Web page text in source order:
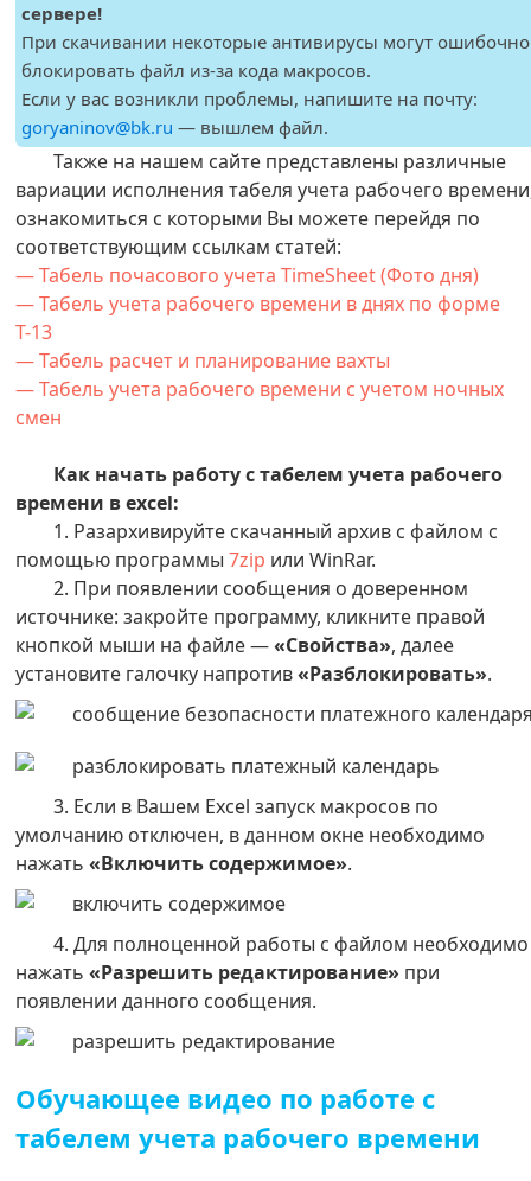
сервере!
При скачивании некоторые антивирусы могут ошибочно
блокировать файл из-за кода макросов.
Если у вас возникли проблемы, напишите на почту:
goryaninov@bk.ru — вышлем файл.
Также на нашем сайте представлены различные
вариации исполнения табеля учета рабочего
ознакомиться с которыми Вы можете перейдя по
соответствующим ссылкам статей:
— Табель почасового учета TimeSheet (Фото дня)
— Табель учета рабочего времени в днях по форме
Т-13
— Табель расчет и планирование вахты
— Табель учета рабочего времени с учетом ночных
смен
Как начать работу с табелем учета рабочего
времени в excel:
1. Разархивируйте скачанный архив с файлом с
помощью программы7zip или WinRar.
2. При появлении сообщения о доверенном
источнике: закройте программу, кликните правой
кнопкой мыши на файле —«Свойства», далее
установите галочку напротив«Разблокировать».
3. Если в Вашем Excel запуск макросов по
умолчанию отключен, в данном окне необходимо
нажать«Включить содержимое».
4. Для полноценной работы с файлом необходимо
нажать«Разрешить редактирование» при
появлении данного сообщения.
Обучающее видео по работе с
табелем учета рабочего времени